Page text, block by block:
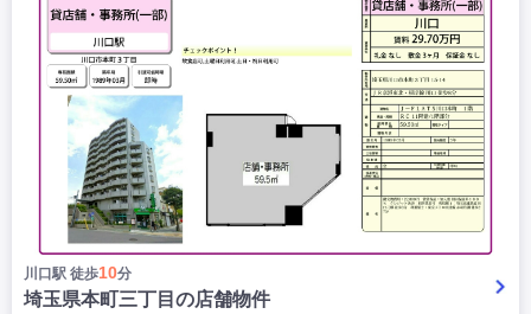
川口駅 徒歩10分
埼玉県本町三丁目の店舗物件